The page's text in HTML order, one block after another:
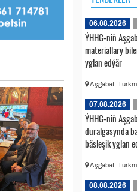
06.08.2026
ÝHHG-niň
materiallary
yglan edýär
Aşgabat,
07.08.2026
ÝHHG-niň
duralgasynda
bäsleşik yglan
Aşgabat,
08.08.2026